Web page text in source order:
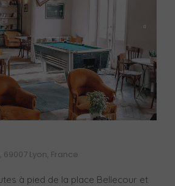
Lyon, France
à pied de la place Bellecour et